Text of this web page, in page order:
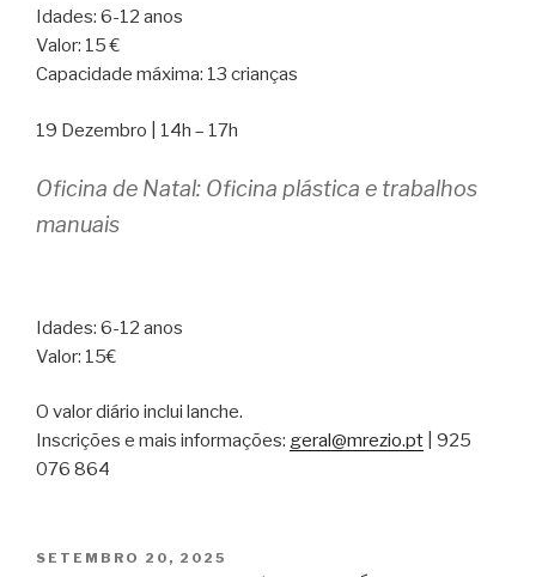
Idades: 6-12 anos
Valor: 15 €
Capacidade máxima: 13 crianças
19 Dezembro | 14h – 17h
Oficina de Natal: Oficina plástica e trabalhos
manuais
Idades: 6-12 anos
Valor: 15€
O valor diário inclui lanche.
Inscrições e mais informações: geral@mrezio.pt | 925
076 864
PUBLICADO
SETEMBRO 20, 2025